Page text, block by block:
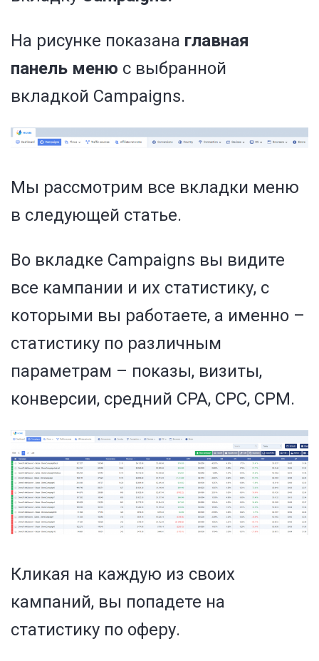
На рисунке показана главная
панель меню с выбранной
вкладкой Campaigns.
Мы рассмотрим все вкладки меню
в следующей статье.
Во вкладке Campaigns вы видите
все кампании и их статистику, с
которыми вы работаете, а именно –
статистику по различным
параметрам – показы, визиты,
конверсии, средний CPA, CPC, CPM.
Кликая на каждую из своих
кампаний, вы попадете на
статистику по оферу.